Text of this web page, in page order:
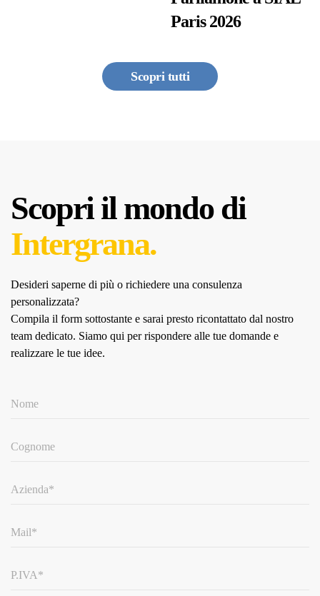
Paris 2026
Scopri tutti
Scopri il mondo di
Intergrana.
Desideri saperne di più o richiedere una consulenza
personalizzata?
Compila il form sottostante e sarai presto ricontattato dal nostro
team dedicato. Siamo qui per rispondere alle tue domande e
realizzare le tue idee.